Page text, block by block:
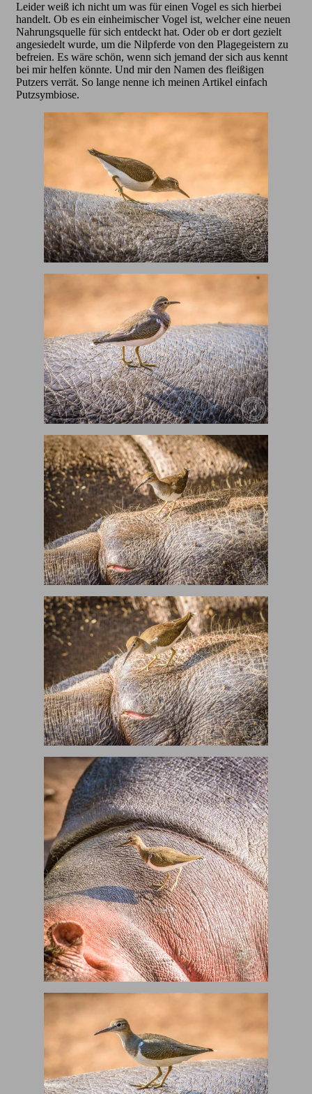
Leider weiß ich nicht um was für einen Vogel es sich hierbei
handelt. Ob es ein einheimischer Vogel ist, welcher eine neuen
Nahrungsquelle für sich entdeckt hat. Oder ob er dort gezielt
angesiedelt wurde, um die Nilpferde von den Plagegeistern zu
befreien. Es wäre schön, wenn sich jemand der sich aus kennt
bei mir helfen könnte. Und mir den Namen des fleißigen
Putzers verrät. So lange nenne ich meinen Artikel einfach
Putzsymbiose.